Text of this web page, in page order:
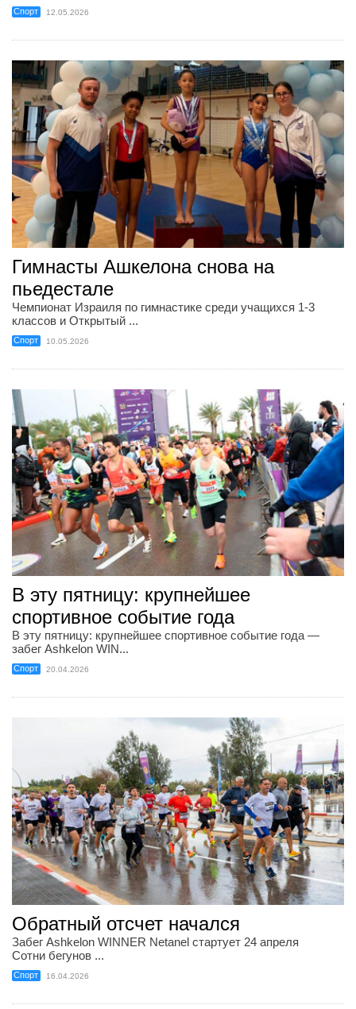
Спорт 12.05.2026
Гимнасты Ашкелона снова на
пьедестале
Чемпионат Израиля по гимнастике среди учащихся 1-3
классов и Открытый ...
Спорт 10.05.2026
В эту пятницу: крупнейшее
спортивное событие года
В эту пятницу: крупнейшее спортивное событие года —
забег Ashkelon WIN...
Спорт 20.04.2026
Обратный отсчет начался
Забег Ashkelon WINNER Netanel стартует 24 апреля
Сотни бегунов ...
Спорт 16.04.2026